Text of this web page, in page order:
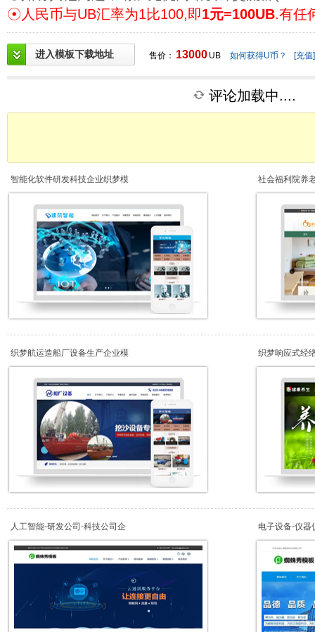
☉人民币与UB汇率为1比100,即1元=100UB.有任
进入模板下载地址 售价： 13000 UB 如何获得U币？ [充值]
评论加载中....
智能化软件研发科技企业织梦模 社会福利院养
织梦航运造船厂设备生产企业模 织梦响应式经
人工智能-研发公司-科技公司企 电子设备-仪器